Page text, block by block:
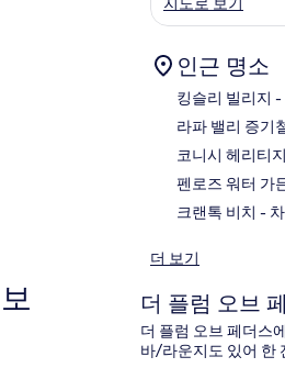
인근 명소
킹슬리 빌리지 -
라파 밸리 증기
코니시 헤리티
펜로즈 워터 가
크랜톡 비치 -
더 보기
더 플럼 오브
더 플럼 오브 페더스
바/라운지도 있어 한